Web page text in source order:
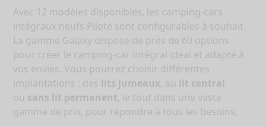
Avec 12 modèles disponibles, les camping-cars
intégraux neufs Pilote sont configurables à souhait.
La gamme Galaxy dispose de près de 60 options
pour créer le camping-car intégral idéal et adapté à
vos envies. Vous pourrez choisir différentes
implantations : des lits jumeaux, au lit central
ou sans lit permanent, le tout dans une vaste
gamme de prix, pour répondre à tous les besoins.